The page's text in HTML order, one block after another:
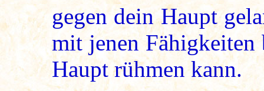
gegen dein Haupt
mit jenen Fähigkeiten
Haupt rühmen kann.